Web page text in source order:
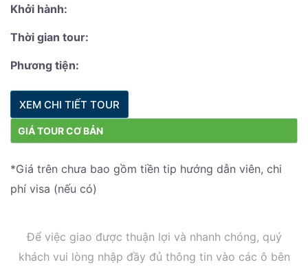
Khởi hành:
Thời gian tour:
Phương tiện:
XEM CHI TIẾT TOUR
GIÁ TOUR CƠ BẢN
*Giá trên chưa bao gồm tiền tip hướng dẫn viên, chi
phí visa (nếu có)
Để việc giao được thuận lợi và nhanh chóng, quý
khách vui lòng nhập đầy đủ thông tin vào các ô bên